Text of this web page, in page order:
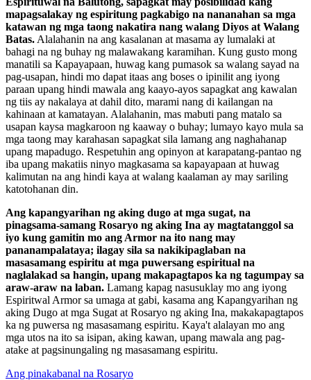
mapagsalakay ng espiritung pagkabigo na nananahan sa mga
katawan ng mga taong nakatira nang walang Diyos at Walang
Batas. Alalahanin na ang kasalanan at masama ay lumalaki at
bahagi na ng buhay ng malawakang karamihan. Kung gusto mong
manatili sa Kapayapaan, huwag kang pumasok sa walang sayad na
pag-usapan, hindi mo dapat itaas ang boses o ipinilit ang iyong
paraan upang hindi mawala ang kaayo-ayos sapagkat ang kawalan
ng tiis ay nakalaya at dahil dito, marami nang di kailangan na
kahinaan at kamatayan. Alalahanin, mas mabuti pang matalo sa
usapan kaysa magkaroon ng kaaway o buhay; lumayo kayo mula sa
mga taong may karahasan sapagkat sila lamang ang naghahanap
upang mapadugo. Respetuhin ang opinyon at karapatang-pantao ng
iba upang makatiis ninyo magkasama sa kapayapaan at huwag
kalimutan na ang hindi kaya at walang kaalaman ay may sariling
katotohanan din.
Ang kapangyarihan ng aking dugo at mga sugat, na
pinagsama-samang Rosaryo ng aking Ina ay magtatanggol sa
iyo kung gamitin mo ang Armor na ito nang may
pananampalataya; ilagay sila sa nakikipaglaban na
masasamang espiritu at mga puwersang espiritual na
naglalakad sa hangin, upang makapagtapos ka ng tagumpay sa
araw-araw na laban. Lamang kapag nasusuklay mo ang iyong
Espiritwal Armor sa umaga at gabi, kasama ang Kapangyarihan ng
aking Dugo at mga Sugat at Rosaryo ng aking Ina, makakapagtapos
ka ng puwersa ng masasamang espiritu. Kaya't alalayan mo ang
mga utos na ito sa isipan, aking kawan, upang mawala ang pag-
atake at pagsinungaling ng masasamang espiritu.
Ang pinakabanal na Rosaryo